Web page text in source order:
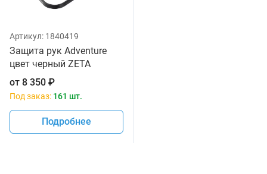
Артикул: 1840419
Защита рук Adventure
цвет черный ZETA
от 8 350 ₽
Под заказ: 161 шт.
Подробнее